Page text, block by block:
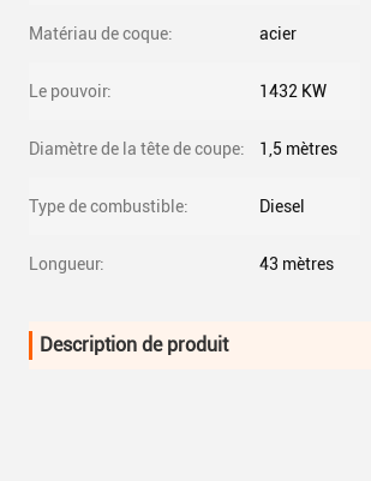
Matériau de coque: acier
Le pouvoir: 1432 KW
Diamètre de la tête de coupe: 1,5 mètres
Type de combustible: Diesel
Longueur: 43 mètres
Description de produit